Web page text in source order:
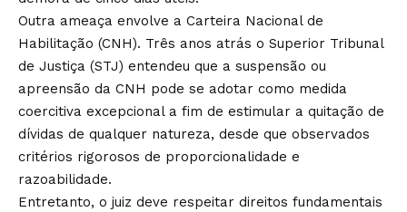
Outra ameaça envolve a Carteira Nacional de
Habilitação (CNH). Três anos atrás o Superior Tribunal
de Justiça (STJ) entendeu que a suspensão ou
apreensão da CNH pode se adotar como medida
coercitiva excepcional a fim de estimular a quitação de
dívidas de qualquer natureza, desde que observados
critérios rigorosos de proporcionalidade e
razoabilidade.
Entretanto, o juiz deve respeitar direitos fundamentais